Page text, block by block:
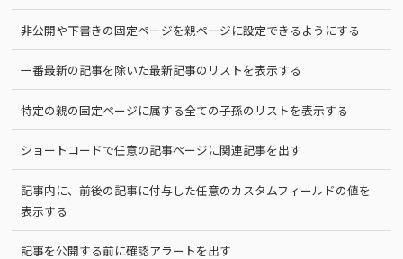
非公開や下書きの固定ページを親ページに設定できるようにする
一番最新の記事を除いた最新記事のリストを表示する
特定の親の固定ページに属する全ての子孫のリストを表示する
ショートコードで任意の記事ページに関連記事を出す
記事内に、前後の記事に付与した任意のカスタムフィールドの値を
表示する
記事を公開する前に確認アラートを出す